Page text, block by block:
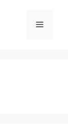
메